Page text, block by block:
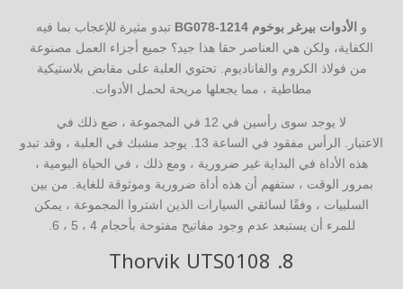
و الأدوات بيرغر بوخوم BG078-1214
تبدو مثيرة للإعجاب بما فيه
الكفاية، ولكن هي العناصر حقا هذا جيد؟ جميع أجزاء العمل مصنوعة
من فولاذ الكروم والفاناديوم. تحتوي العلبة على مقابض بلاستيكية
مطاطية ، مما يجعلها مريحة لحمل الأدوات.
لا يوجد سوى رأسين في 12 في المجموعة ، ضع ذلك في
الاعتبار. الرأس مفقود في الساعة 13. يوجد مشبك في العلبة ، وقد تبدو
هذه الأداة في البداية غير ضرورية ، ومع ذلك ، في الحياة اليومية ،
بمرور الوقت ، ستفهم أن هذه أداة ضرورية وموثوقة للغاية. من بين
السلبيات ، وفقًا لسائقي السيارات الذين اشتروا المجموعة ، يمكن
للمرء أن يستبعد عدم وجود مفاتيح مفتوحة بأحجام 4 ، 5 ، 6.
8.